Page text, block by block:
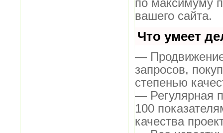
по максимуму
вашего сайта.
Что умеет
— Продвижение
запросов,
степенью
— Регулярная
100
качества